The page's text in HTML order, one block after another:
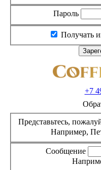
Пароль
Получать
+7
Представьтесь,
Например,
Сообщение